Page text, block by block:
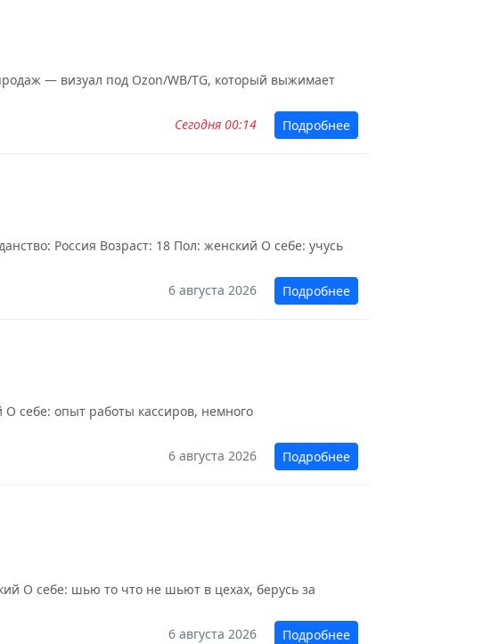
— визуал под Ozon/WB/TG, который выжимает
Сегодня 00:14
Подробнее
Россия Возраст: 18 Пол: женский О себе: учусь
6 августа 2026
Подробнее
себе: опыт работы кассиров, немного
6 августа 2026
Подробнее
О себе: шью то что не шьют в цехах, берусь за
6 августа 2026
Подробнее